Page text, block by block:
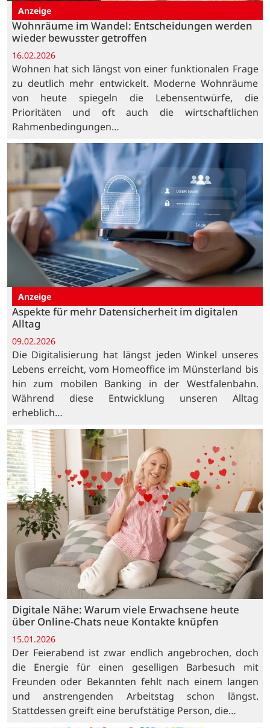
Anzeige
Wohnräume im Wandel: Entscheidungen werden
wieder bewusster getroffen
16.02.2026
Wohnen hat sich längst von einer funktionalen Frage
zu deutlich mehr entwickelt. Moderne Wohnräume
von heute spiegeln die Lebensentwürfe, die
Prioritäten und oft auch die wirtschaftlichen
Rahmenbedingungen…
Anzeige
Aspekte für mehr Datensicherheit im digitalen
Alltag
09.02.2026
Die Digitalisierung hat längst jeden Winkel unseres
Lebens erreicht, vom Homeoffice im Münsterland bis
hin zum mobilen Banking in der Westfalenbahn.
Während diese Entwicklung unseren Alltag
erheblich…
Digitale Nähe: Warum viele Erwachsene heute
über Online-Chats neue Kontakte knüpfen
15.01.2026
Der Feierabend ist zwar endlich angebrochen, doch
die Energie für einen geselligen Barbesuch mit
Freunden oder Bekannten fehlt nach einem langen
und anstrengenden Arbeitstag schon längst.
Stattdessen greift eine berufstätige Person, die…